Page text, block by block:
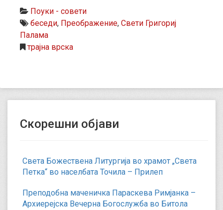
Поуки - совети
беседи, Преображение, Свети Григориј
Палама
трајна врска
Скорешни објави
Света Божествена Литургија во храмот „Света
Петка“ во населбата Точила – Прилеп
Преподобна маченичка Параскева Римјанка –
Архиерејска Вечерна Богослужба во Битола